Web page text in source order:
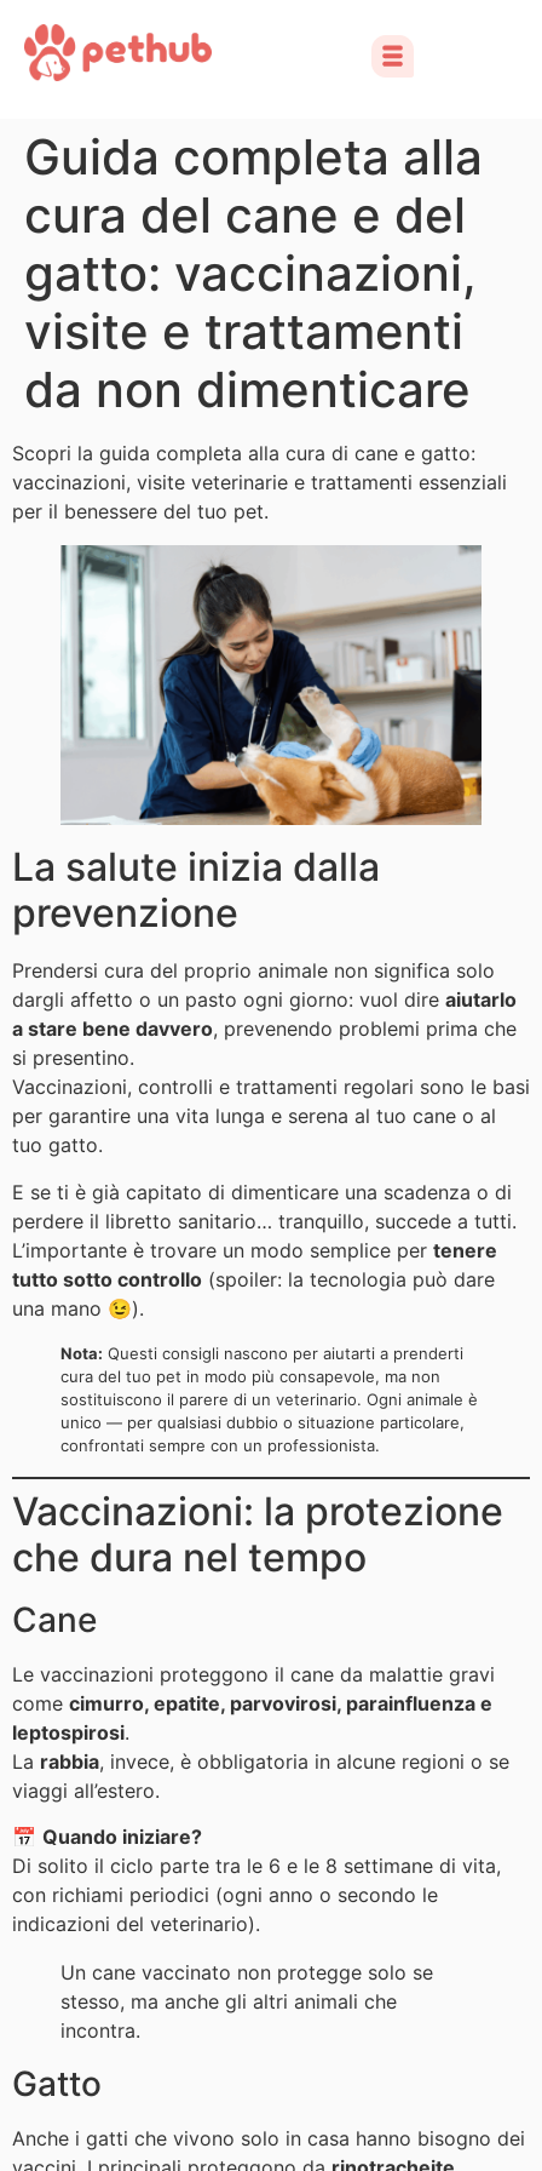
Guida completa alla
cura del cane e del
gatto: vaccinazioni,
visite e trattamenti
da non dimenticare
Scopri la guida completa alla cura di cane e gatto:
vaccinazioni, visite veterinarie e trattamenti essenziali
per il benessere del tuo pet.
La salute inizia dalla
prevenzione
Prendersi cura del proprio animale non significa solo
dargli affetto o un pasto ogni giorno: vuol dire aiutarlo
a stare bene davvero, prevenendo problemi prima che
si presentino.
Vaccinazioni, controlli e trattamenti regolari sono le basi
per garantire una vita lunga e serena al tuo cane o al
tuo gatto.
E se ti è già capitato di dimenticare una scadenza o di
perdere il libretto sanitario… tranquillo, succede a tutti.
L’importante è trovare un modo semplice per tenere
tutto sotto controllo (spoiler: la tecnologia può dare
una mano 😉).
Nota: Questi consigli nascono per aiutarti a prenderti
cura del tuo pet in modo più consapevole, ma non
sostituiscono il parere di un veterinario. Ogni animale è
unico — per qualsiasi dubbio o situazione particolare,
confrontati sempre con un professionista.
Vaccinazioni: la protezione
che dura nel tempo
Cane
Le vaccinazioni proteggono il cane da malattie gravi
come cimurro, epatite, parvovirosi, parainfluenza e
leptospirosi.
La rabbia, invece, è obbligatoria in alcune regioni o se
viaggi all’estero.
📅 Quando iniziare?
Di solito il ciclo parte tra le 6 e le 8 settimane di vita,
con richiami periodici (ogni anno o secondo le
indicazioni del veterinario).
Un cane vaccinato non protegge solo se
stesso, ma anche gli altri animali che
incontra.
Gatto
Anche i gatti che vivono solo in casa hanno bisogno dei